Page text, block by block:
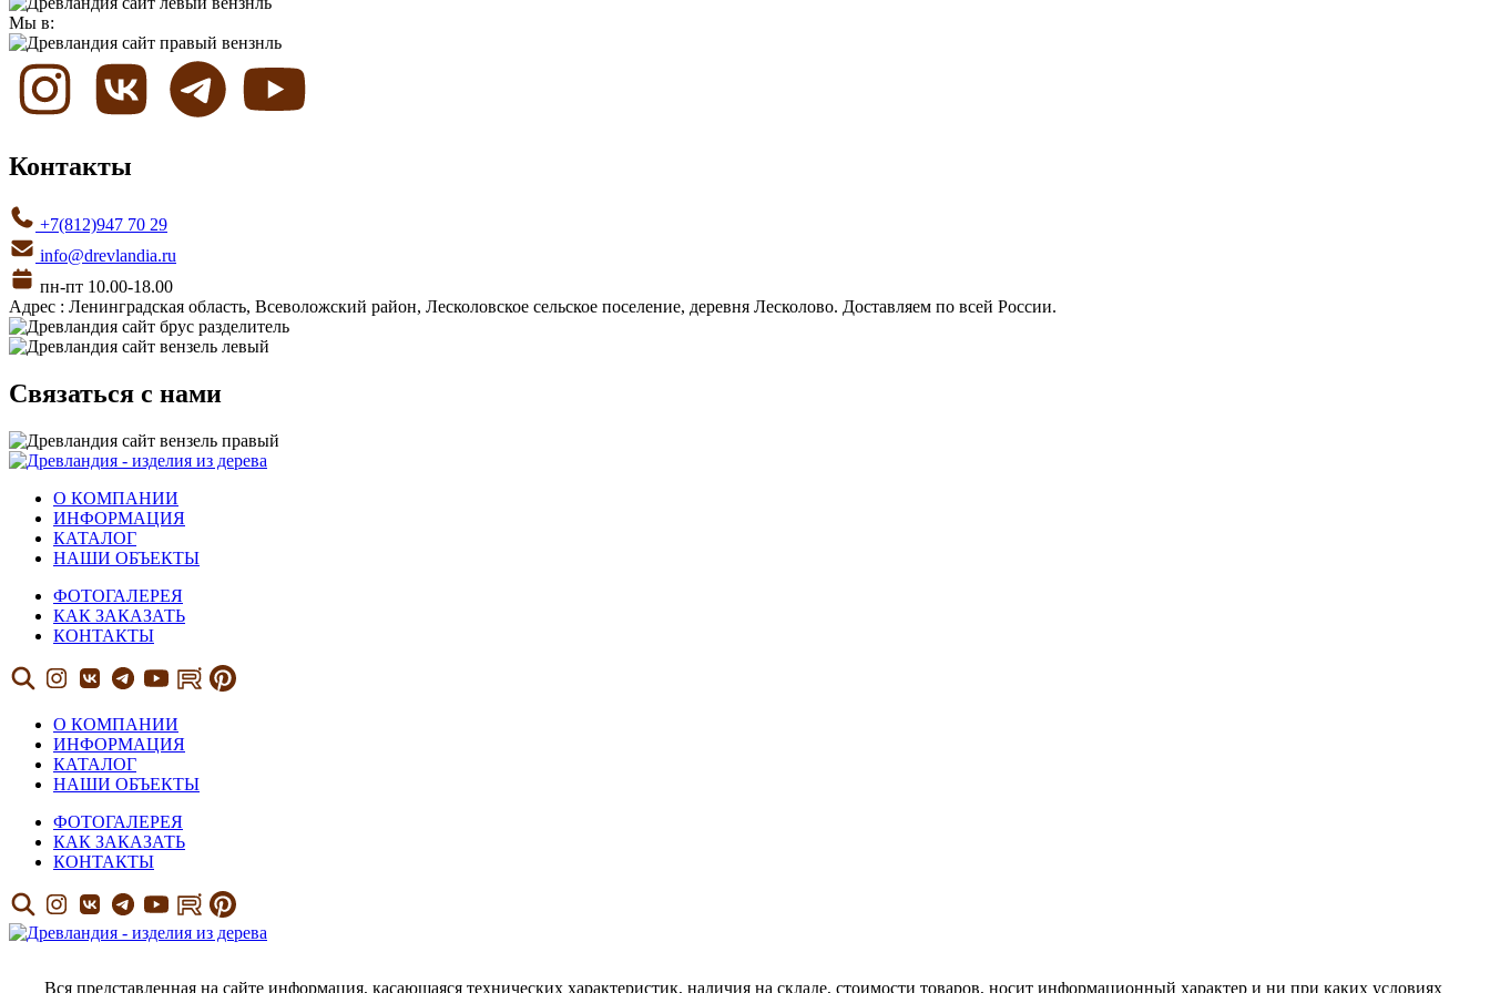
Мы в:
Контакты
+7(812)947 70 29
info@drevlandia.ru
пн-пт 10.00-18.00
Адрес : Ленинградская область, Всеволожский район, Лесколовское сельское поселение, деревня Лесколово. Доставляем по всей России.
Связаться с нами
О КОМПАНИИ
ИНФОРМАЦИЯ
КАТАЛОГ
НАШИ ОБЪЕКТЫ
ФОТОГАЛЕРЕЯ
КАК ЗАКАЗАТЬ
КОНТАКТЫ
О КОМПАНИИ
ИНФОРМАЦИЯ
КАТАЛОГ
НАШИ ОБЪЕКТЫ
ФОТОГАЛЕРЕЯ
КАК ЗАКАЗАТЬ
КОНТАКТЫ
Вся представленная на сайте информация, касающаяся технических характеристик, наличия на складе, стоимости товаров, носит информационный характер и ни при каких условиях